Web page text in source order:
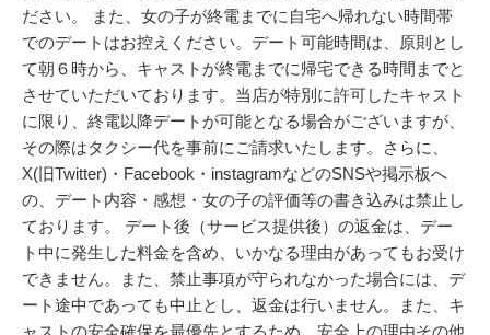
ださい。 また、女の子が終電までに自宅へ帰れない時間帯
でのデートはお控えください。デート可能時間は、原則とし
て朝６時から、キャストが終電までに帰宅できる時間までと
させていただいております。当店が特別に許可したキャスト
に限り、終電以降デートが可能となる場合がございますが、
その際はタクシー代を事前にご請求いたします。さらに、
X(旧Twitter)・Facebook・instagramなどのSNSや掲示板へ
の、デート内容・感想・女の子の評価等の書き込みは禁止し
ております。 デート後（サービス提供後）の返金は、デー
ト中に発生した料金を含め、いかなる理由があってもお受け
できません。また、禁止事項が守られなかった場合には、デ
ート途中であっても中止とし、返金は行いません。また、キ
ャストの安全確保を最優先とするため、安全上の理由その他